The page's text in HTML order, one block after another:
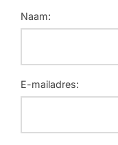
Naam:
E-mailadres: